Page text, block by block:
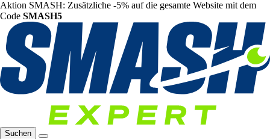
Aktion SMASH: Zusätzliche -5% auf die gesamte Website mit dem
Code SMASH5
Suchen